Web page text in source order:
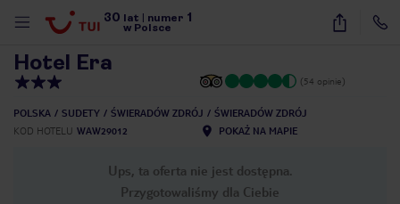
30 lat numer 1
w Polsce
16
Hotel Era
(54 opinie)
POLSKA SUDETY ŚWIERADÓW ZDRÓJ
ŚWIERADÓW ZDRÓJ
KOD HOTELU WAW29012 POKAŻ NA MAPIE
Ups, ta oferta nie jest dostępna.
Przygotowaliśmy dla Ciebie